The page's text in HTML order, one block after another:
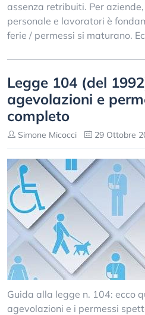
assenza retribuiti. Per
personale e lavoratori è
ferie / permessi si maturano.
Legge 104 (del
agevolazioni e
completo
Simone Micocci 29 Ottobre
Guida alla legge n. 104: ecco
agevolazioni e i permessi